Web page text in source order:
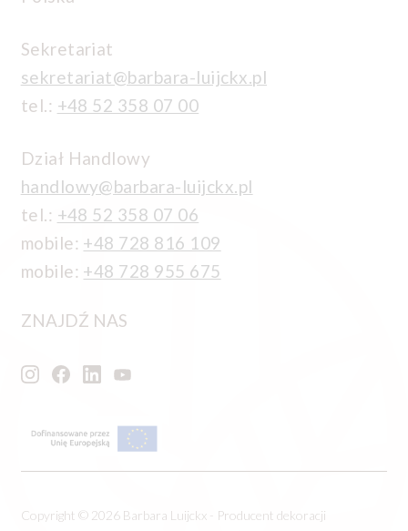
Sekretariat
sekretariat@barbara-luijckx.pl
tel.: +48 52 358 07 00
Dział Handlowy
handlowy@barbara-luijckx.pl
tel.: +48 52 358 07 06
mobile: +48 728 816 109
mobile: +48 728 955 675
ZNAJDŹ NAS
Copyright © 2026 Barbara Luijckx - Producent dekoracji